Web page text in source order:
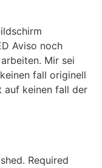
Aviso noch
Mir sei
fall originell
auf keinen fall der
Required